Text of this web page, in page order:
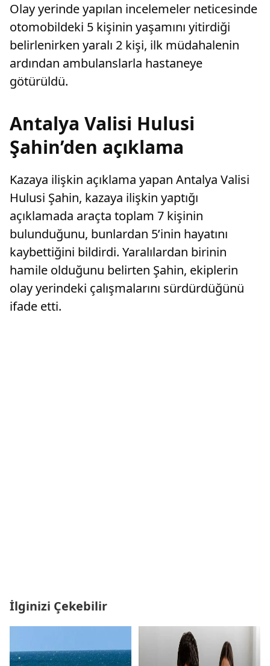
Olay yerinde yapılan incelemeler neticesinde
otomobildeki 5 kişinin yaşamını yitirdiği
belirlenirken yaralı 2 kişi, ilk müdahalenin
ardından ambulanslarla hastaneye
götürüldü.
Antalya Valisi Hulusi
Şahin’den açıklama
Kazaya ilişkin açıklama yapan Antalya Valisi
Hulusi Şahin, kazaya ilişkin yaptığı
açıklamada araçta toplam 7 kişinin
bulunduğunu, bunlardan 5’inin hayatını
kaybettiğini bildirdi. Yaralılardan birinin
hamile olduğunu belirten Şahin, ekiplerin
olay yerindeki çalışmalarını sürdürdüğünü
ifade etti.
İlginizi Çekebilir